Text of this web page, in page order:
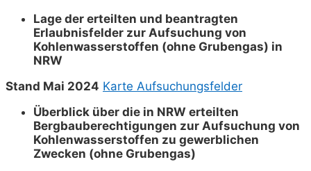
Lage der erteilten und beantragten
Erlaubnisfelder zur Aufsuchung von
Kohlenwasserstoffen (ohne Grubengas) in
NRW
Stand Mai 2024 Karte Aufsuchungsfelder
Überblick über die in NRW erteilten
Bergbauberechtigungen zur Aufsuchung von
Kohlenwasserstoffen zu gewerblichen
Zwecken (ohne Grubengas)